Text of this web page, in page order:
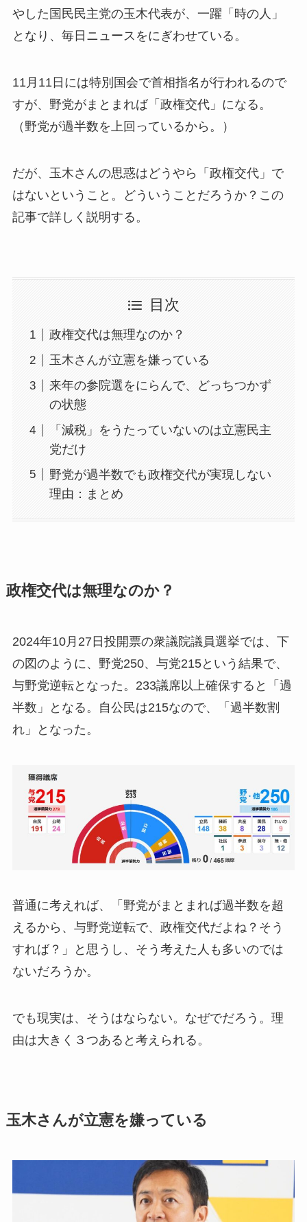
やした国民民主党の玉木代表が、一躍「時の人」
となり、毎日ニュースをにぎわせている。
11月11日には特別国会で首相指名が行われるので
すが、野党がまとまれば「政権交代」になる。
（野党が過半数を上回っているから。）
だが、玉木さんの思惑はどうやら「政権交代」で
はないということ。どういうことだろうか？この
記事で詳しく説明する。
目次
政権交代は無理なのか？
玉木さんが立憲を嫌っている
来年の参院選をにらんで、どっちつかず
の状態
「減税」をうたっていないのは立憲民主
党だけ
野党が過半数でも政権交代が実現しない
理由：まとめ
政権交代は無理なのか？
2024年10月27日投開票の衆議院議員選挙では、下
の図のように、野党250、与党215という結果で、
与野党逆転となった。233議席以上確保すると「過
半数」となる。自公民は215なので、「過半数割
れ」となった。
普通に考えれば、「野党がまとまれば過半数を超
えるから、与野党逆転で、政権交代だよね？そう
すれば？」と思うし、そう考えた人も多いのでは
ないだろうか。
でも現実は、そうはならない。なぜでだろう。理
由は大きく３つあると考えられる。
玉木さんが立憲を嫌っている